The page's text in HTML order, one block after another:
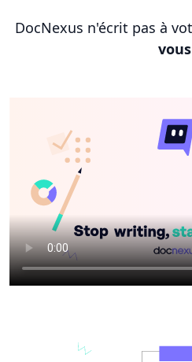
DocNexus n'écrit pas à
vous